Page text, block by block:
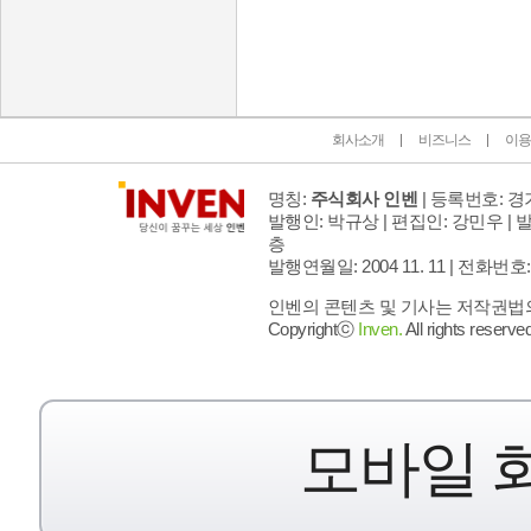
회사소개 비즈니스 이
명칭: 주식회사 인벤 | 등록번호: 경
발행인: 박규상 | 편집인: 강민우 |
층
발행연월일: 2004 11. 11 | 전화번호
인벤의 콘텐츠 및 기사는 저작권
Copyrightⓒ Inven.All rights
모바일